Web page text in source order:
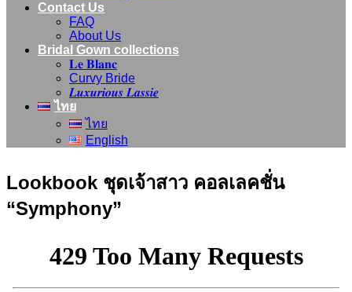
Contact Us
FAQ
About Us
Bridal Gown collections
𝐋𝐞 𝐁𝐥𝐚𝐧𝐜
Curvy Bride
𝑳𝒖𝒙𝒖𝒓𝒊𝒐𝒖𝒔 𝑳𝒂𝒔𝒔𝒊𝒆
ไทย
ไทย
English
Lookbook ชุดเจ้าสาว คอลเลคชั่น
“Symphony”